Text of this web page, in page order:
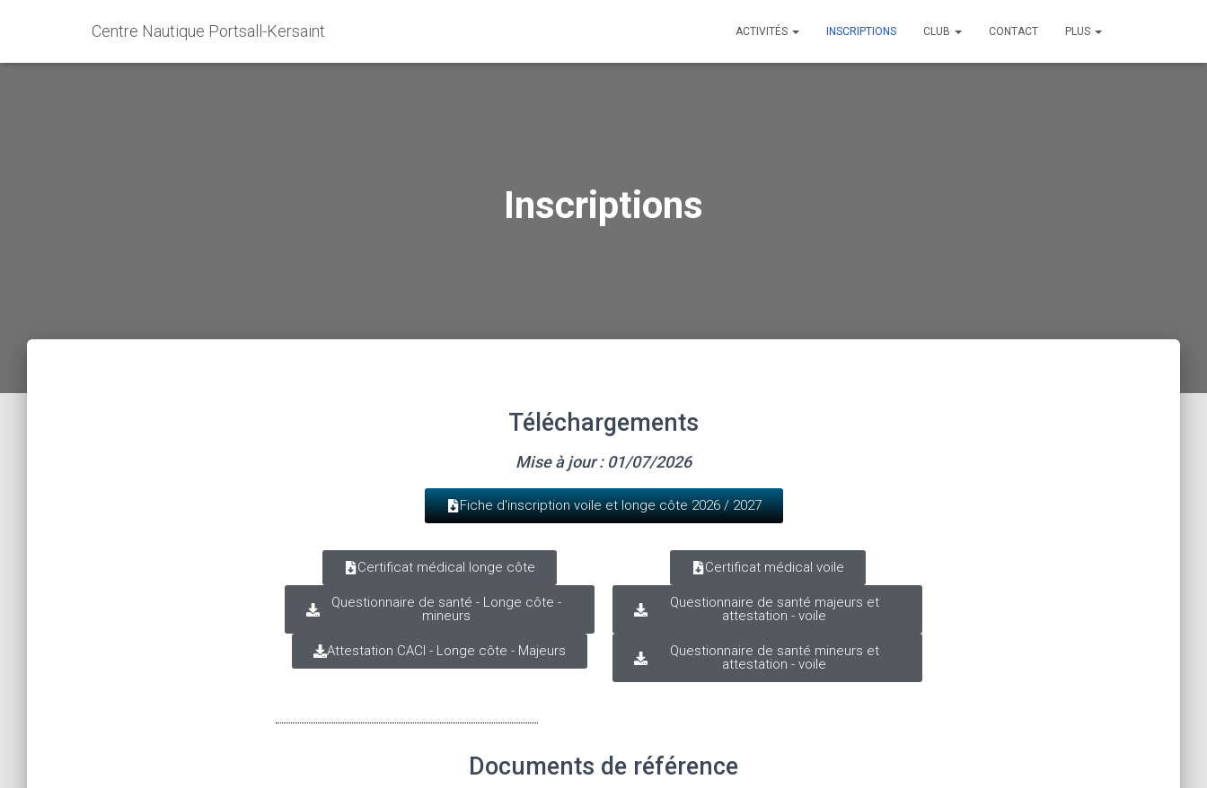
Centre Nautique Portsall-Kersaint ACTIVITÉS INSCRIPTIONS CLUB CONTACT PLUS
Inscriptions
Téléchargements
Mise à jour : 01/07/2026
Fiche d'inscription voile et longe côte 2026 / 2027
Certificat médical longe côte
Questionnaire de santé - Longe côte -
mineurs
Attestation CACI - Longe côte - Majeurs
Certificat médical voile
Questionnaire de santé majeurs et
attestation - voile
Questionnaire de santé mineurs et
attestation - voile
Documents de référence